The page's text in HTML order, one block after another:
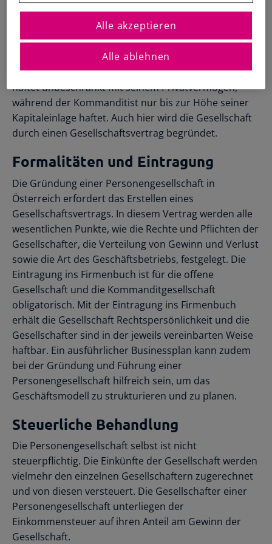
Alle Funktionen
Übersicht & Infos
Übersichtliche Entscheidungshilfen
Starthilfe-Paket
Hilfe beim Aufsetzen der Buchhaltung
Registrierte Steuerberater und
Buchhalter
Kommanditgesellschaft (KG)
Die Kommanditgesellschaft besteht aus mindestens
einem vollhaftenden Gesellschafter (Komplementär)
und mindestens einem beschränkt haftenden
Gesellschafter (Kommanditist). Der Komplementär
haftet unbeschränkt mit seinem Privatvermögen,
während der Kommanditist nur bis zur Höhe seiner
Kapitaleinlage haftet. Auch hier wird die Gesellschaft
durch einen Gesellschaftsvertrag begründet.
Formalitäten und Eintragung
Die Gründung einer Personengesellschaft in
Österreich erfordert das Erstellen eines
Gesellschaftsvertrags. In diesem Vertrag werden alle
wesentlichen Punkte, wie die Rechte und Pflichten der
Gesellschafter, die Verteilung von Gewinn und Verlust
sowie die Art des Geschäftsbetriebs, festgelegt. Die
Eintragung ins Firmenbuch ist für die offene
Gesellschaft und die Kommanditgesellschaft
obligatorisch. Mit der Eintragung ins Firmenbuch
erhält die Gesellschaft Rechtspersönlichkeit und die
Gesellschafter sind in der jeweils vereinbarten Weise
haftbar. Ein ausführlicher Businessplan kann zudem
bei der Gründung und Führung einer
Personengesellschaft hilfreich sein, um das
Geschäftsmodell zu strukturieren und zu planen.
Steuerliche Behandlung
Die Personengesellschaft selbst ist nicht
steuerpflichtig. Die Einkünfte der Gesellschaft werden
vielmehr den einzelnen Gesellschaftern zugerechnet
und von diesen versteuert. Die Gesellschafter einer
Personengesellschaft unterliegen der
Einkommensteuer auf ihren Anteil am Gewinn der
Gesellschaft.
Alle ablehnen
Alle akzeptieren